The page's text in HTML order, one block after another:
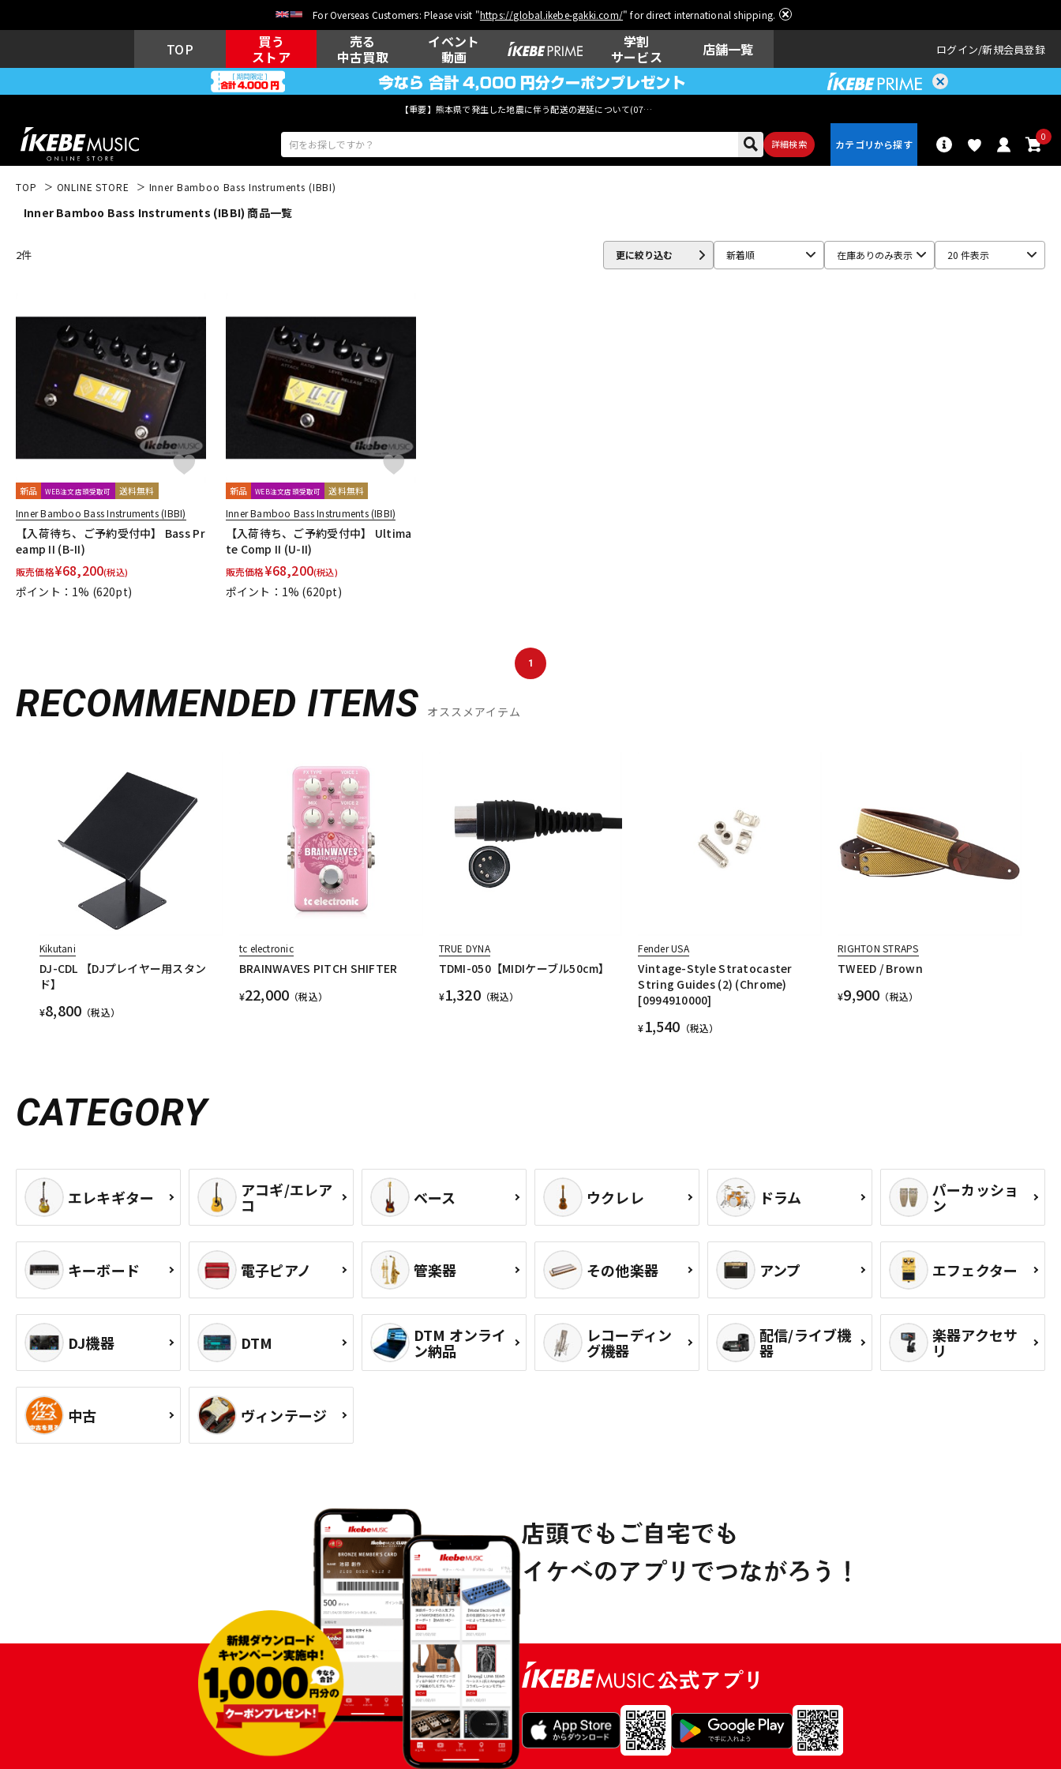
For Overseas Customers: Please visit "https://global.ikebe-gakki.com/" for direct international shipping.
TOP
買う
ストア
売る
中古買取
イベント
動画
学割
サービス
店舗一覧 ログイン 新規会員登録
【重要】熊本県で発生した地震に伴う配送の遅延について(07月29日
詳細検索
0
アコギ/エレ
DJ機器 DTM
中古 ヴィンテージ
TOP ONLINE STORE Inner Bamboo Bass Instruments (IBBI)
Inner Bamboo Bass Instruments (IBBI) 商品一覧
2件 更に絞り込む 新着順 在庫ありのみ表示 20 件表示
新品 WEB注文店頭受取可 送料無料
Inner Bamboo Bass Instruments (IBBI)
【入荷待ち、ご予約受付中】 Bass Pr
eamp II (B-II)
販売価格¥68,200(税込)
ポイント：1% (620pt)
新品 WEB注文店頭受取可 送料無料
Inner Bamboo Bass Instruments (IBBI)
【入荷待ち、ご予約受付中】 Ultima
te Comp II (U-II)
販売価格¥68,200(税込)
ポイント：1% (620pt)
1
RECOMMENDED ITEMS オススメアイテム
Kikutani
DJ-CDL 【DJプレイヤー用スタン
ド】
¥8,800 （税込）
tc electronic
BRAINWAVES PITCH SHIFTER
¥22,000 （税込）
TRUE DYNA
TDMI-050【MIDIケーブル50cm】
¥1,320（税込）
Fender USA
Vintage-Style Stratocaster
String Guides (2) (Chrome)
[0994910000]
¥1,540 （税込）
RIGHTON STRAPS
TWEED / Brown
¥9,900 （税込）
CATEGORY
エレキギター アコギ/エレア
コ ベース ウクレレ ドラム パーカッショ
ン
キーボード 電子ピアノ 管楽器 その他楽器 アンプ エフェクター
DJ機器 DTM DTM オンライ
ン納品
レコーディン
グ機器
配信/ライブ機
器
楽器アクセサ
リ
中古 ヴィンテージ